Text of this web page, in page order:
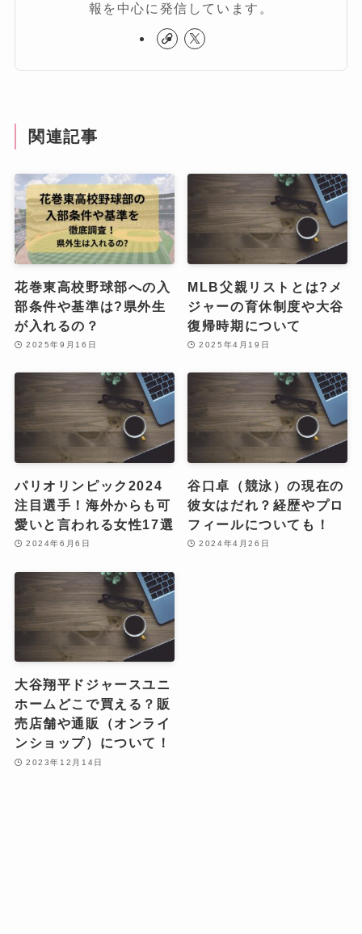
報を中心に発信しています。
関連記事
花巻東高校野球部への入
部条件や基準は?県外生
が入れるの？
2025年9月16日
MLB父親リストとは?メ
ジャーの育休制度や大谷
復帰時期について
2025年4月19日
パリオリンピック2024
注目選手！海外からも可
愛いと言われる女性17選
2024年6月6日
谷口卓（競泳）の現在の
彼女はだれ？経歴やプロ
フィールについても！
2024年4月26日
大谷翔平ドジャースユニ
ホームどこで買える？販
売店舗や通販（オンライ
ンショップ）について！
2023年12月14日